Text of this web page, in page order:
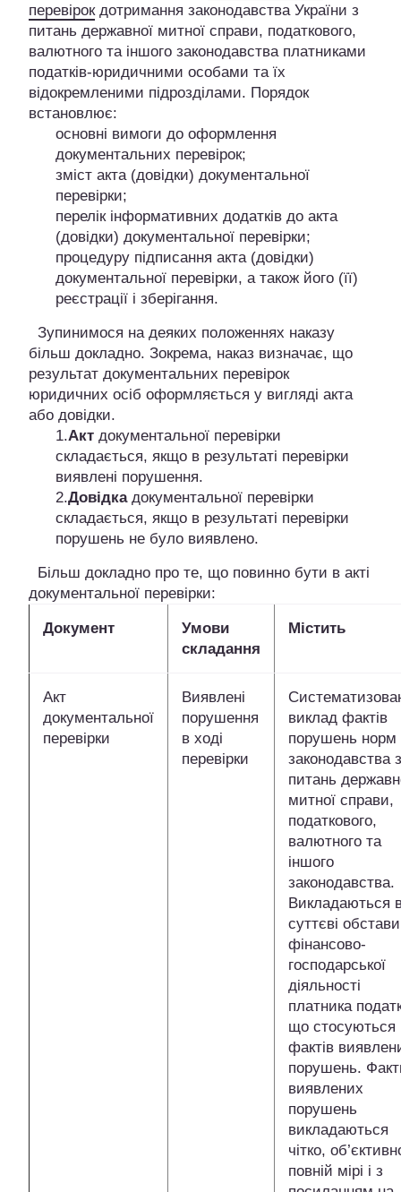
перевірокдотримання законодавства України з
питань державної митної справи, податкового,
валютного та іншого законодавства платниками
податків-юридичними особами та їх
відокремленими підрозділами. Порядок
встановлює:
основні вимоги до оформлення
документальних перевірок;
зміст акта (довідки) документальної
перевірки;
перелік інформативних додатків до акта
(довідки) документальної перевірки;
процедуру підписання акта (довідки)
документальної перевірки, а також його (її)
реєстрації і зберігання.
Зупинимося на деяких положеннях наказу
більш докладно. Зокрема, наказ визначає, що
результат документальних перевірок
юридичних осіб оформляється у вигляді акта
або довідки.
1.Акт документальної перевірки
складається, якщо в результаті перевірки
виявлені порушення.
2.Довідкадокументальної перевірки
складається, якщо в результаті перевірки
порушень не було виявлено.
Більш докладно про те, що повинно бути в акті
документальної перевірки:
Документ
Умови
складання
Містить
Акт
документальної
перевірки
Виявлені
порушення
в ході
перевірки
виклад фактів
порушень норм
законодавства з
питань
митної справи,
податкового,
валютного та
іншого
законодавства.
Викладаються
суттєві
фінансово-
господарської
діяльності
платника
що стосуються
фактів
порушень.
виявлених
порушень
викладаються
чітко,
повній мірі і з